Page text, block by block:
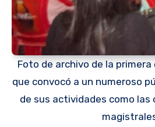
Foto de archivo de la primera
que convocó a un numeroso
de sus actividades como las